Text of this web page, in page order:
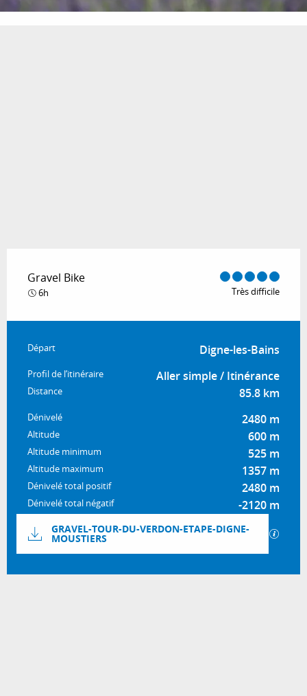
Gravel Bike
6h Très difficile
Informations pratiques
Départ Digne-les-Bains
Profil de l’itinéraire Aller simple / Itinérance
Distance 85.8 km
Dénivelé 2480 m
Altitude 600 m
Altitude minimum 525 m
Altitude maximum 1357 m
Dénivelé total positif 2480 m
Dénivelé total négatif -2120 m
Documentation
GRAVEL-TOUR-DU-VERDON-ETAPE-DIGNE-
MOUSTIERS